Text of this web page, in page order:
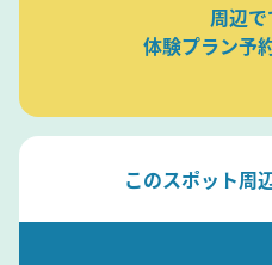
周辺
体験プラン予
このスポット周